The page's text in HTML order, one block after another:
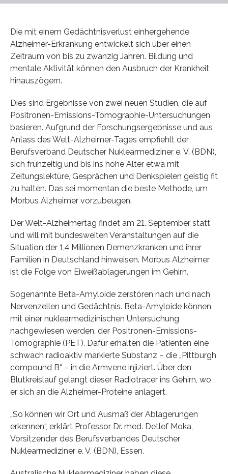
Die mit einem Gedächtnisverlust einhergehende
Alzheimer-Erkrankung entwickelt sich über einen
Zeitraum von bis zu zwanzig Jahren. Bildung und
mentale Aktivität können den Ausbruch der Krankheit
hinauszögern.
Dies sind Ergebnisse von zwei neuen Studien, die auf
Positronen-Emissions-Tomographie-Untersuchungen
basieren. Aufgrund der Forschungsergebnisse und aus
Anlass des Welt-Alzheimer-Tages empfiehlt der
Berufsverband Deutscher Nuklearmediziner e. V. (BDN),
sich frühzeitig und bis ins hohe Alter etwa mit
Zeitungslektüre, Gesprächen und Denkspielen geistig fit
zu halten. Das sei momentan die beste Methode, um
Morbus Alzheimer vorzubeugen.
Der Welt-Alzheimertag findet am 21. September statt
und will mit bundesweiten Veranstaltungen auf die
Situation der 1,4 Millionen Demenzkranken und ihrer
Familien in Deutschland hinweisen. Morbus Alzheimer
ist die Folge von Eiweißablagerungen im Gehirn.
Sogenannte Beta-Amyloide zerstören nach und nach
Nervenzellen und Gedächtnis. Beta-Amyloide können
mit einer nuklearmedizinischen Untersuchung
nachgewiesen werden, der Positronen-Emissions-
Tomographie (PET). Dafür erhalten die Patienten eine
schwach radioaktiv markierte Substanz – die „Pittburgh
compound B“ – in die Armvene injiziert. Über den
Blutkreislauf gelangt dieser Radiotracer ins Gehirn, wo
er sich an die Alzheimer-Proteine anlagert.
„So können wir Ort und Ausmaß der Ablagerungen
erkennen“, erklärt Professor Dr. med. Detlef Moka,
Vorsitzender des Berufsverbandes Deutscher
Nuklearmediziner e. V. (BDN), Essen.